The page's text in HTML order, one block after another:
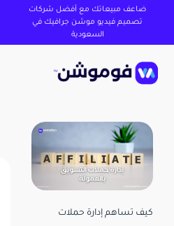
ضاعف مبيعاتك مع أفضل شركات
تصميم فيديو موشن جرافيك في
السعودية
كيف تساهم إدارة حملات